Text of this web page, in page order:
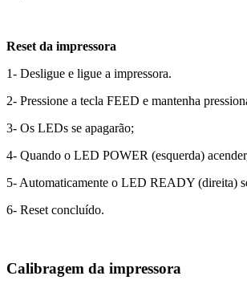
Reset da impressora
1- Desligue e ligue a impressora.
2- Pressione a tecla FEED e mantenha
3- Os LEDs se apagarão;
4- Quando o LED POWER (esquerda)
5- Automaticamente o LED READY (direita)
6- Reset concluído.
Calibragem da impressora